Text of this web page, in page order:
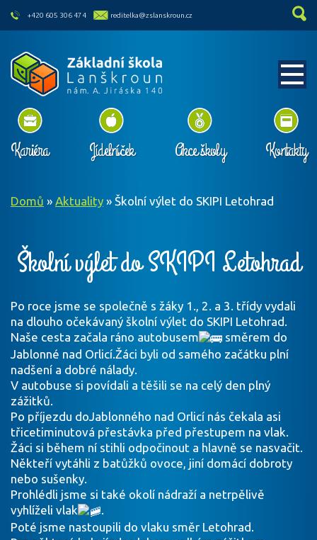
skip to main content
+420 605 306 474 reditelka@zslanskroun.cz
Kariéra Jídelníček Akce školy Kontakty
Domů » Aktuality » Školní výlet do SKIPI Letohrad
Školní výlet do SKIPI Letohrad
Po roce jsme se společně s žáky 1., 2. a 3. třídy vydali
na dlouho očekávaný školní výlet do SKIPI Letohrad.
Naše cesta začala ráno autobusem
směrem do
Jablonné nad Orlicí.Žáci byli od samého začátku plní
nadšení a dobré nálady.
V autobuse si povídali a těšili se na celý den plný
zážitků.
Po příjezdu doJablonného nad Orlicí nás čekala asi
třicetiminutová přestávka před přestupem na vlak.
Žáci si během ní stihli odpočinout a hlavně se nasvačit.
Někteří vytáhli z batůžků ovoce, jiní domácí dobroty
nebo sušenky.
Prohlédli jsme si také okolí nádraží a netrpělivě
vyhlíželi vlak
.
Poté jsme nastoupili do vlaku směr Letohrad.